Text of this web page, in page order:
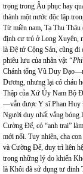
trọng trong Âu phục hay
thành một nước độc lập
Từ miền nam, Tạ Thu
định cư trú ở Long Xuyên,
là Đệ tứ Cộng Sản, cũng đi
phiêu lưu của nhân vật
Chánh tổng Vũ Duy
Dương, nhưng lại có cháu
Thập của Xứ Ủy Nam Bộ
—vẫn được Y sĩ Phan Huy
Người duy nhất vắng
Cường Để, có “anh trai”
mới nổi. Tuy nhiên, cha
và Cường Để, duy trì liên
trong những lý do khiến
là Khôi đã sử dụng tư dinh